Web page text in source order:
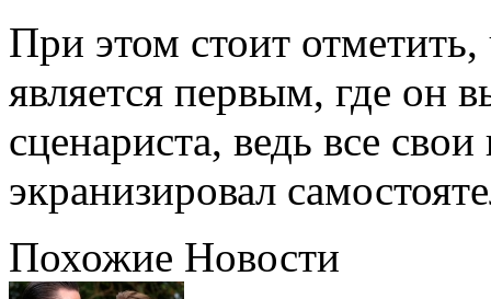
При этом стоит
является первым, где он
сценариста, ведь все
экранизировал
Похожие Новости